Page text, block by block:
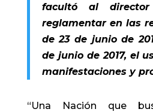
facultó al
reglamentar en las
de 23 de junio de
de junio de 2017, el
manifestaciones y
“Una Nación que